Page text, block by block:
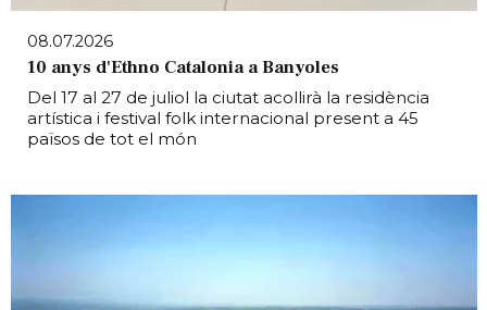
08.07.2026
10 anys d'Ethno Catalonia a Banyoles
Del 17 al 27 de juliol la ciutat acollirà la residència
artística i festival folk internacional present a 45
països de tot el món